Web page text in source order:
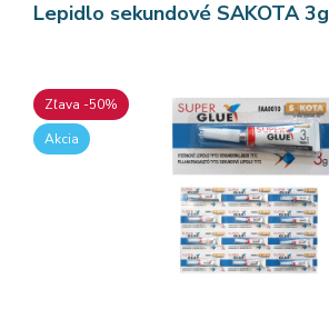
Lepidlo sekundové SAKOTA 3g
Zľava -50%
Akcia